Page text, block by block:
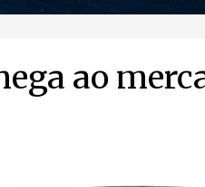
ao